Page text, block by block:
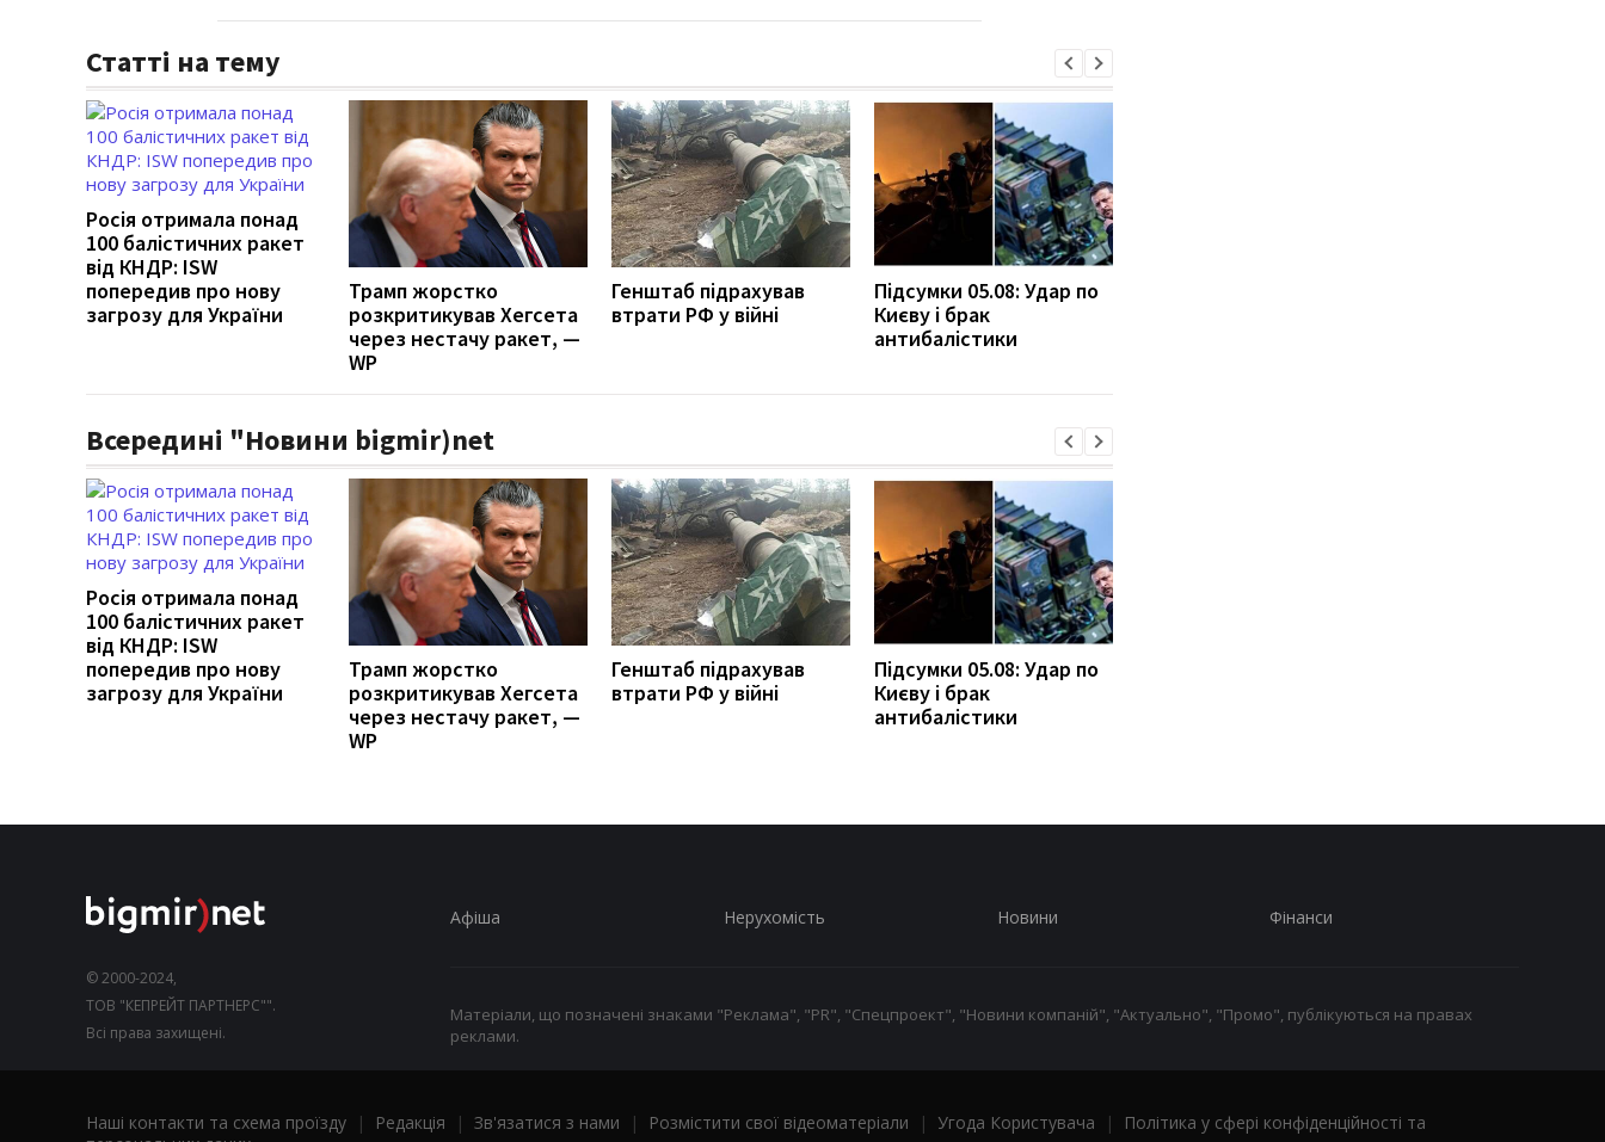
Статті на тему
Росія отримала понад
100 балістичних ракет
від КНДР: ISW
попередив про нову
загрозу для України
Трамп жорстко
розкритикував Хегсета
через нестачу ракет, —
WP
Генштаб підрахував
втрати РФ у війні
Підсумки 05.08: Удар по
Києву і брак
антибалістики
Всередині "Новини bigmir)net
Росія отримала понад
100 балістичних ракет
від КНДР: ISW
попередив про нову
загрозу для України
Трамп жорстко
розкритикував Хегсета
через нестачу ракет, —
WP
Генштаб підрахував
втрати РФ у війні
Підсумки 05.08: Удар по
Києву і брак
антибалістики
© 2000-2024,
ТОВ "КЕПРЕЙТ ПАРТНЕРС"".
Всі права захищені.
Афіша Нерухомість Новини Фінанси
Матеріали, що позначені знаками "Реклама", "PR", "Спецпроект", "Новини компаній", "Актуально", "Промо", публікуються на правах
реклами.
Наші контакти та схема проїзду | Редакція | Зв'язатися з нами | Розмістити свої відеоматеріали | Угода Користувача |
Політика у сфері конфіденційності та